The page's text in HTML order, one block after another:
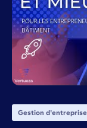
Gestion d'entreprise